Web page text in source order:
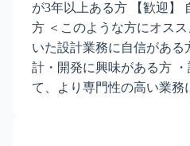
が3年以上ある方 【歓迎】
方 ＜このような方にオス
いた設計業務に自信がある
計・開発に興味がある方
て、より専門性の高い業務